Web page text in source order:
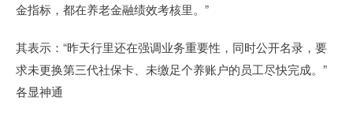
金指标，都在养老金融绩效考核里。”
其表示：“昨天行里还在强调业务重要性，同时公开名录，要
求未更换第三代社保卡、未缴足个养账户的员工尽快完成。”
各显神通